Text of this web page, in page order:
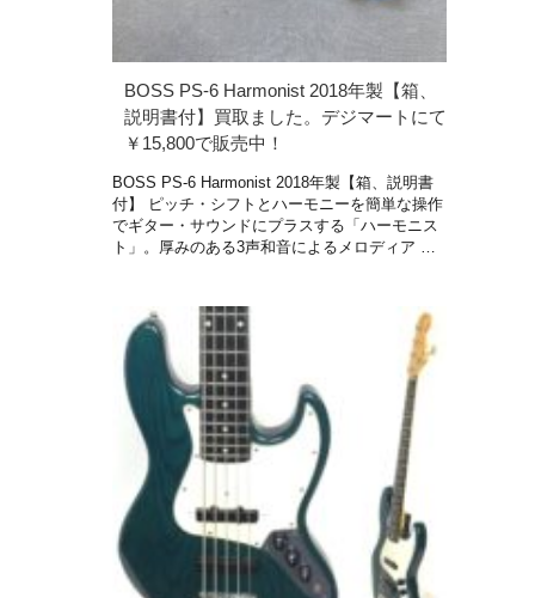
BOSS PS-6 Harmonist 2018年製【箱、
説明書付】買取ました。デジマートにて
￥15,800で販売中！
BOSS PS-6 Harmonist 2018年製【箱、説明書
付】 ピッチ・シフトとハーモニーを簡単な操作
でギター・サウンドにプラスする「ハーモニス
ト」。厚みのある3声和音によるメロディア …